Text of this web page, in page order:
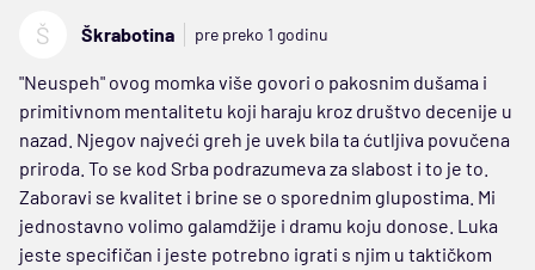
Š Škrabotina pre preko 1 godinu
"Neuspeh" ovog momka više govori o pakosnim dušama i
primitivnom mentalitetu koji haraju kroz društvo decenije u
nazad. Njegov najveći greh je uvek bila ta ćutljiva povučena
priroda. To se kod Srba podrazumeva za slabost i to je to.
Zaboravi se kvalitet i brine se o sporednim glupostima. Mi
jednostavno volimo galamdžije i dramu koju donose. Luka
jeste specifičan i jeste potrebno igrati s njim u taktičkom